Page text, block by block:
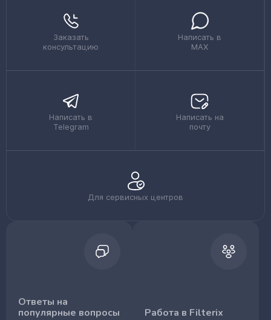
Заказать
консультацию
Написать в
MAX
Написать в
Telegram
Написать на
почту
Для сервисных центров
Ответы на
популярные вопросы
Работа в Filterix